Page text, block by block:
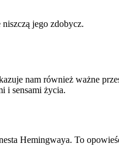
jego zdobycz.
nam również ważne
i sensami życia.
Hemingwaya. To